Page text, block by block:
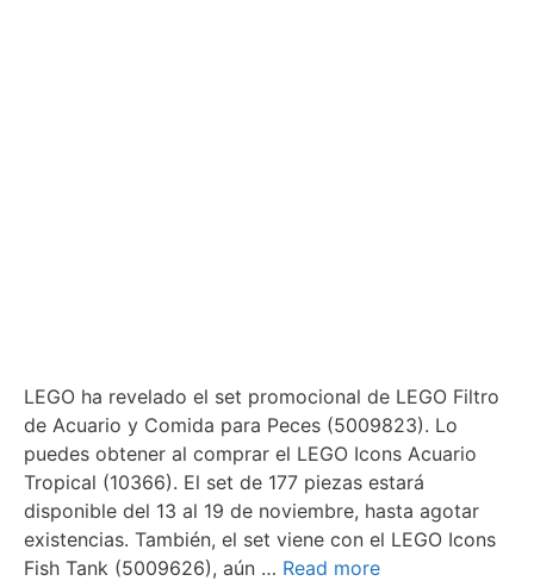
LEGO ha revelado el set promocional de LEGO Filtro
de Acuario y Comida para Peces (5009823). Lo
puedes obtener al comprar el LEGO Icons Acuario
Tropical (10366). El set de 177 piezas estará
disponible del 13 al 19 de noviembre, hasta agotar
existencias. También, el set viene con el LEGO Icons
Fish Tank (5009626), aún … Read more